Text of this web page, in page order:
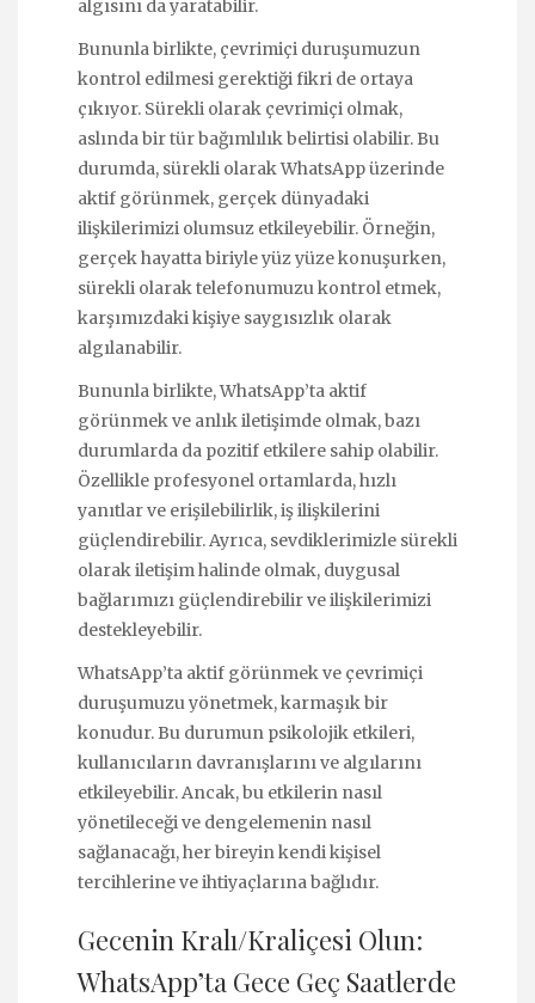
algısını da yaratabilir.
Bununla birlikte, çevrimiçi duruşumuzun
kontrol edilmesi gerektiği fikri de ortaya
çıkıyor. Sürekli olarak çevrimiçi olmak,
aslında bir tür bağımlılık belirtisi olabilir. Bu
durumda, sürekli olarak WhatsApp üzerinde
aktif görünmek, gerçek dünyadaki
ilişkilerimizi olumsuz etkileyebilir. Örneğin,
gerçek hayatta biriyle yüz yüze konuşurken,
sürekli olarak telefonumuzu kontrol etmek,
karşımızdaki kişiye saygısızlık olarak
algılanabilir.
Bununla birlikte, WhatsApp’ta aktif
görünmek ve anlık iletişimde olmak, bazı
durumlarda da pozitif etkilere sahip olabilir.
Özellikle profesyonel ortamlarda, hızlı
yanıtlar ve erişilebilirlik, iş ilişkilerini
güçlendirebilir. Ayrıca, sevdiklerimizle sürekli
olarak iletişim halinde olmak, duygusal
bağlarımızı güçlendirebilir ve ilişkilerimizi
destekleyebilir.
WhatsApp’ta aktif görünmek ve çevrimiçi
duruşumuzu yönetmek, karmaşık bir
konudur. Bu durumun psikolojik etkileri,
kullanıcıların davranışlarını ve algılarını
etkileyebilir. Ancak, bu etkilerin nasıl
yönetileceği ve dengelemenin nasıl
sağlanacağı, her bireyin kendi kişisel
tercihlerine ve ihtiyaçlarına bağlıdır.
Gecenin Kralı/Kraliçesi Olun:
WhatsApp’ta Gece Geç Saatlerde